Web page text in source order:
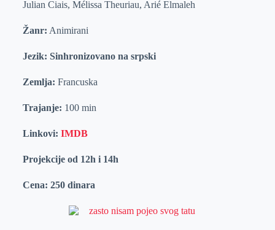
Julian Ciais, Mélissa Theuriau, Arié Elmaleh
Žanr: Animirani
Jezik: Sinhronizovano na srpski
Zemlja: Francuska
Trajanje: 100 min
Linkovi: IMDB
Projekcije od 12h i 14h
Cena: 250 dinara